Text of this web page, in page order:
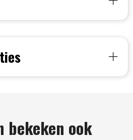
bekeken ook